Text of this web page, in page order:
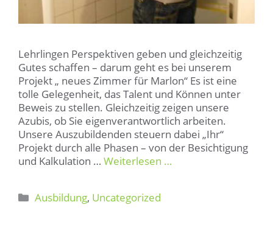
Lehrlingen Perspektiven geben und gleichzeitig
Gutes schaffen – darum geht es bei unserem
Projekt „ neues Zimmer für Marlon“ Es ist eine
tolle Gelegenheit, das Talent und Können unter
Beweis zu stellen. Gleichzeitig zeigen unsere
Azubis, ob Sie eigenverantwortlich arbeiten.
Unsere Auszubildenden steuern dabei „Ihr“
Projekt durch alle Phasen – von der Besichtigung
und Kalkulation … Weiterlesen …
Kategorien
Ausbildung, Uncategorized